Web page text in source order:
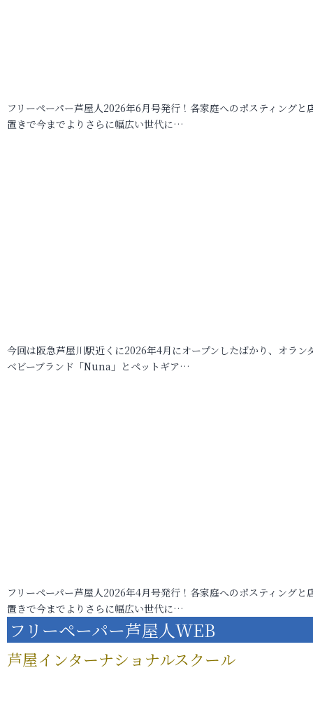
フリーペーパー芦屋人2026年6月号発行！各家庭へのポスティングと
置きで今までよりさらに幅広い世代に…
今回は阪急芦屋川駅近くに2026年4月にオープンしたばかり、オラン
ベビーブランド「Nuna」とペットギア…
フリーペーパー芦屋人2026年4月号発行！各家庭へのポスティングと
置きで今までよりさらに幅広い世代に…
フリーペーパー芦屋人WEB
芦屋インターナショナルスクール